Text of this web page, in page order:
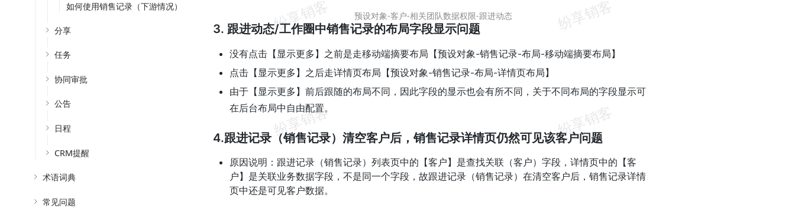
如何使用销售记录（下游情况）
分享
任务
协同审批
公告
日程
CRM提醒
术语词典
常见问题
预设对象-客户-相关团队数据权限-跟进动态
3. 跟进动态/工作圈中销售记录的布局字段显示问题
没有点击【显示更多】之前是走移动端摘要布局【预设对象-销售记录-布局-移动端摘要布局】
点击【显示更多】之后走详情页布局【预设对象-销售记录-布局-详情页布局】
由于【显示更多】前后跟随的布局不同，因此字段的显示也会有所不同，关于不同布局的字段显示可
在后台布局中自由配置。
4.跟进记录（销售记录）清空客户后，销售记录详情页仍然可见该客户问题
原因说明：跟进记录（销售记录）列表页中的【客户】是查找关联（客户）字段，详情页中的【客
户】是关联业务数据字段，不是同一个字段，故跟进记录（销售记录）在清空客户后，销售记录详情
页中还是可见客户数据。